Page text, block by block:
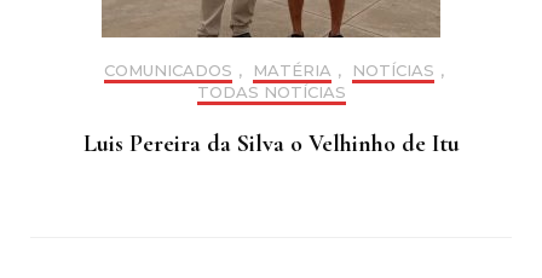
COMUNICADOS , MATÉRIA , NOTÍCIAS ,
TODAS NOTÍCIAS
Luis Pereira da Silva o Velhinho de Itu